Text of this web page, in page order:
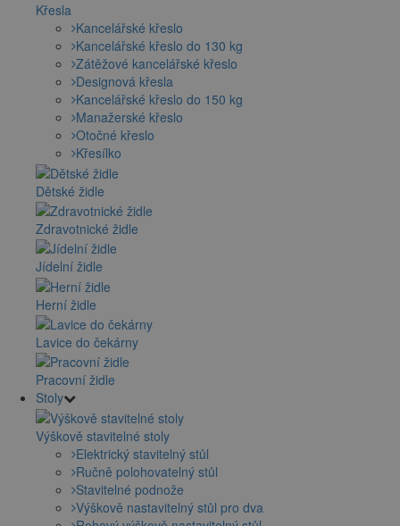
Křesla
Kancelářské křeslo
Kancelářské křeslo do 130 kg
Zátěžové kancelářské křeslo
Designová křesla
Kancelářské křeslo do 150 kg
Manažerské křeslo
Otočné křeslo
Křesílko
Dětské židle
Zdravotnické židle
Jídelní židle
Herní židle
Lavice do čekárny
Pracovní židle
Stoly
Výškově stavitelné stoly
Elektrický stavitelný stůl
Ručně polohovatelný stůl
Stavitelné podnože
Výškově nastavitelný stůl pro dva